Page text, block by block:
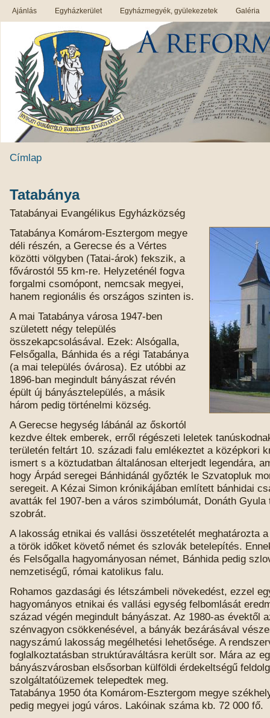
Ajánlás Egyházkerület Egyházmegyék, gyülekezetek Galéria
Címlap
Tatabánya
Tatabányai Evangélikus Egyházközség
Tatabánya Komárom-Esztergom megye
déli részén, a Gerecse és a Vértes
közötti völgyben (Tatai-árok) fekszik, a
fővárostól 55 km-re. Helyzeténél fogva
forgalmi csomópont, nemcsak megyei,
hanem regionális és országos szinten is.
A mai Tatabánya városa 1947-ben
született négy település
összekapcsolásával. Ezek: Alsógalla,
Felsőgalla, Bánhida és a régi Tatabánya
(a mai település óvárosa). Ez utóbbi az
1896-ban megindult bányászat révén
épült új bányásztelepülés, a másik
három pedig történelmi község.
A Gerecse hegység lábánál az őskortól
kezdve éltek emberek, erről régészeti leletek
területén feltárt 10. századi falu emlékeztet a középkori
ismert s a köztudatban általánosan elterjedt legendára,
hogy Árpád seregei Bánhidánál győzték le Szvatopluk
seregeit. A Kézai Simon krónikájában említett bánhidai
avatták fel 1907-ben a város szimbólumát, Donáth Gyula
szobrát.
A lakosság etnikai és vallási összetételét meghatározta
a török időket követő német és szlovák betelepítés.
és Felsőgalla hagyományosan német, Bánhida pedig
nemzetiségű, római katolikus falu.
Rohamos gazdasági és létszámbeli növekedést, ezzel
hagyományos etnikai és vallási egység felbomlását
század végén megindult bányászat. Az 1980-as évektől
szénvagyon csökkenésével, a bányák bezárásával
nagyszámú lakosság megélhetési lehetősége. A
foglalkoztatásban struktúraváltásra került sor. Mára az
bányászvárosban elsősorban külföldi érdekeltségű
szolgáltatóüzemek telepedtek meg.
Tatabánya 1950 óta Komárom-Esztergom megye
pedig megyei jogú város. Lakóinak száma kb. 72 000 fő.